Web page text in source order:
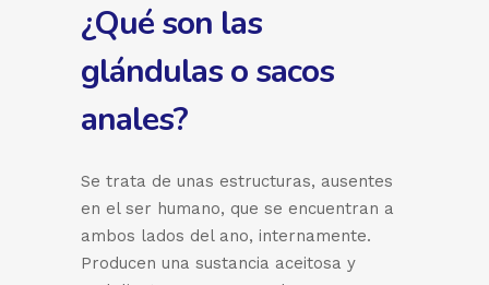
¿Qué son las
glándulas o sacos
anales?
Se trata de unas estructuras, ausentes
en el ser humano, que se encuentran a
ambos lados del ano, internamente.
Producen una sustancia aceitosa y